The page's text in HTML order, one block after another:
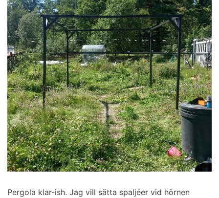
Pergola klar-ish. Jag vill sätta spaljéer vid hörnen